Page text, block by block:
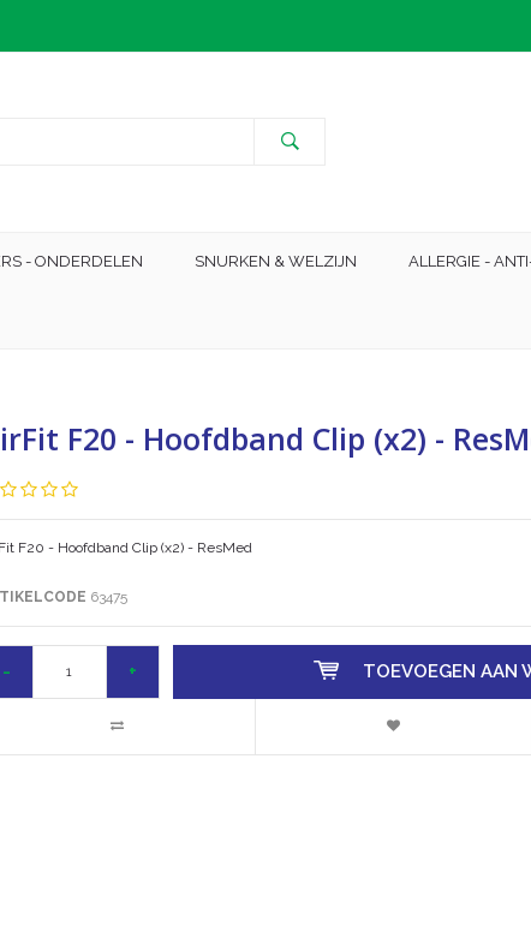
- ONDERDELEN SNURKEN & WELZIJN ALLERGIE -
F20 - Hoofdband Clip (x2) -
F20 - Hoofdband Clip (x2) - ResMed
63475
- + TOEVOEGEN AAN